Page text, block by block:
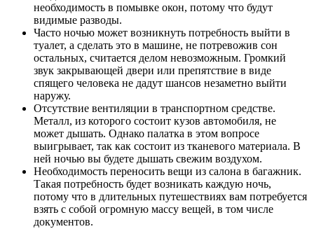
необходимость в помывке окон, потому что будут
видимые разводы.
Часто ночью может возникнуть потребность выйти в
туалет, а сделать это в машине, не потревожив сон
остальных, считается делом невозможным. Громкий
звук закрывающей двери или препятствие в виде
спящего человека не дадут шансов незаметно выйти
наружу.
Отсутствие вентиляции в транспортном средстве.
Металл, из которого состоит кузов автомобиля, не
может дышать. Однако палатка в этом вопросе
выигрывает, так как состоит из тканевого материала. В
ней ночью вы будете дышать свежим воздухом.
Необходимость переносить вещи из салона в багажник.
Такая потребность будет возникать каждую ночь,
потому что в длительных путешествиях вам потребуется
взять с собой огромную массу вещей, в том числе
документов.